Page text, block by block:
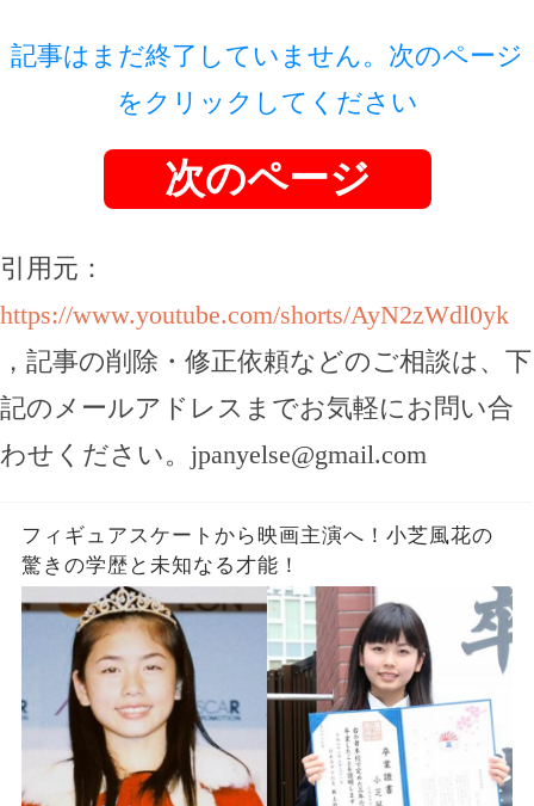
記事はまだ終了していません。次のページ
をクリックしてください
次のページ
引用元：
https://www.youtube.com/shorts/AyN2zWdl0yk
，記事の削除・修正依頼などのご相談は、下
記のメールアドレスまでお気軽にお問い合
わせください。 jpanyelse@gmail.com
フィギュアスケートから映画主演へ！小芝風花の
驚きの学歴と未知なる才能！